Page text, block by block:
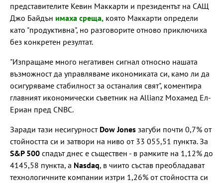
представителите Кевин Маккарти и президентът на САЩ
Джо Байдън имаха среща, която Маккарти определи
като "продуктивна", но разговорите отново приключиха
без конкретен резултат.
"Изпращаме много негативен сигнал относно нашата
възможност да управляваме икономиката си, камо ли да
осигуряваме стабилност за останалия свят", коментира
главният икономически съветник на Allianz Мохамед Ел-
Ериан пред CNBC.
Заради тази несигурност Dow Jones загуби почти 0,7% от
стойността си и затвори на ниво от 33 055,51 пункта. За
S&P 500 спадът днес е съществен - в рамките на 1,12% до
4145,58 пункта, а Nasdaq, в чиито състав преобладават
технологичните компании изтри 1,26% от стойността си